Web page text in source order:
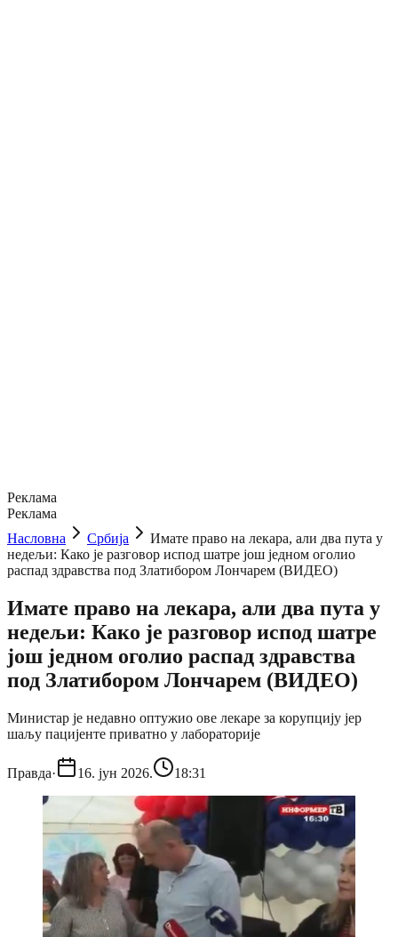
Реклама
Реклама
Насловна
Србија
Имате право на лекара, али два пута у
недељи: Како је разговор испод шатре још једном оголио
распад здравства под Златибором Лончарем (ВИДЕО)
Имате право на лекара, али два пута у
недељи: Како је разговор испод шатре
још једном оголио распад здравства
под Златибором Лончарем (ВИДЕО)
Министар је недавно оптужио ове лекаре за корупцију јер
шаљу пацијенте приватно у лабораторије
Правда· 16. јун 2026. 18:31